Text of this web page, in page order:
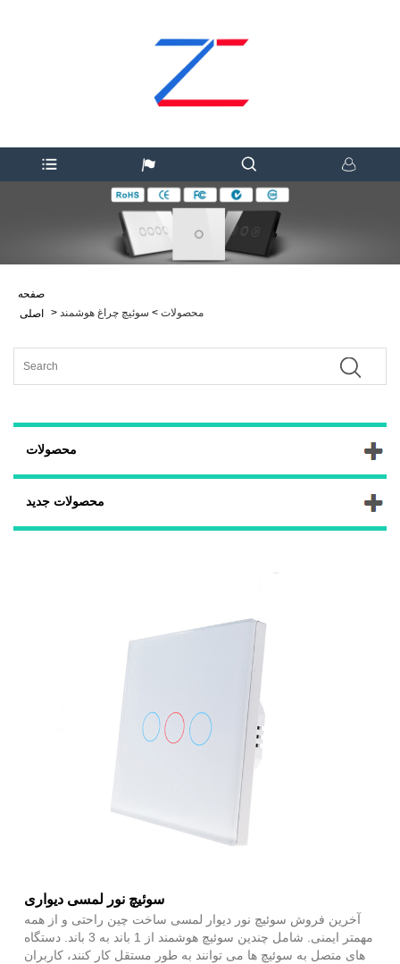
صفحه
اصلی
> محصولات > سوئیچ چراغ هوشمند
محصولات
محصولات جدید
سوئیچ نور لمسی دیواری
آخرین فروش سوئیچ نور دیوار لمسی ساخت چین راحتی و از همه
مهمتر ایمنی. شامل چندین سوئیچ هوشمند از 1 باند به 3 باند. دستگاه
های متصل به سوئیچ ها می توانند به طور مستقل کار کنند، کاربران